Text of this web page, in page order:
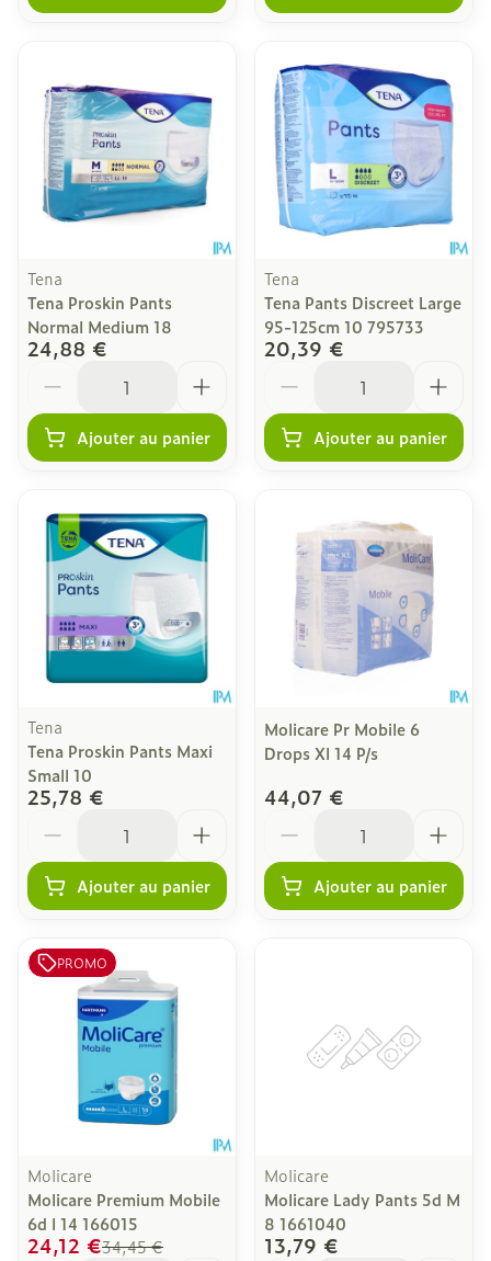
Tena
Tena Proskin Pants
Normal Medium 18
24,88 €
Ajouter au panier
Tena
Tena Pants Discreet Large
95-125cm 10 795733
20,39 €
Ajouter au panier
Tena
Tena Proskin Pants Maxi
Small 10
25,78 €
Ajouter au panier
Molicare Pr Mobile 6
Drops Xl 14 P/s
44,07 €
Ajouter au panier
PROMO
Molicare
Molicare Premium Mobile
6d l 14 166015
34,45 €
24,12 €
Molicare
Molicare Lady Pants 5d M
8 1661040
13,79 €